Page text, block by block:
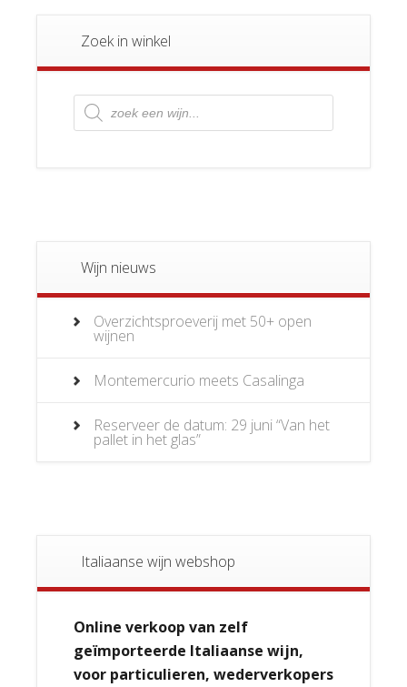
Zoek in winkel
Producten
zoeken
Wijn nieuws
Overzichtsproeverij met 50+ open
wijnen
Montemercurio meets Casalinga
Reserveer de datum: 29 juni “Van het
pallet in het glas”
Italiaanse wijn webshop
Online verkoop van zelf
geïmporteerde Italiaanse wijn,
voor particulieren, wederverkopers